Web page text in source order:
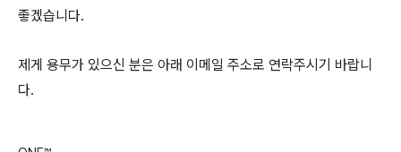
좋겠습니다.
제게 용무가 있으신 분은 아래 이메일 주소로 연락주시기 바랍니
다.